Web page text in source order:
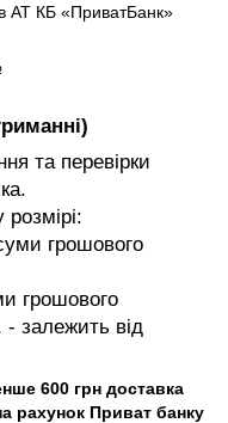
АТ КБ «ПриватБанк»
та перевірки
розмірі:
грошового
грошового
залежить від
600 грн доставка
рахунок Приват банку